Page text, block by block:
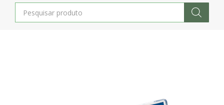
Products
search